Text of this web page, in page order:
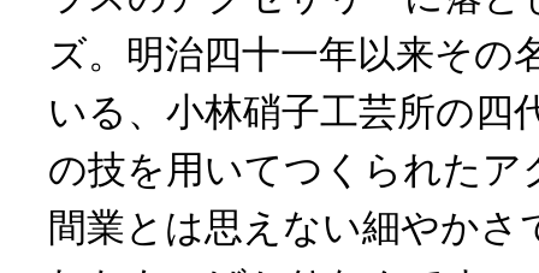
ズ。明治四十一年以来その
いる、小林硝子工芸所の四
の技を用いてつくられたア
間業とは思えない細やかさ